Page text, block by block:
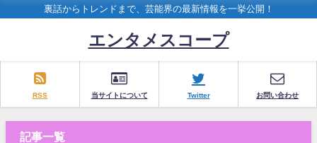
裏話からトレンドまで、芸能界の最新情報を一挙公開！
エンタメスコープ
RSS 当サイトについて Twitter お問い合わせ
記事一覧